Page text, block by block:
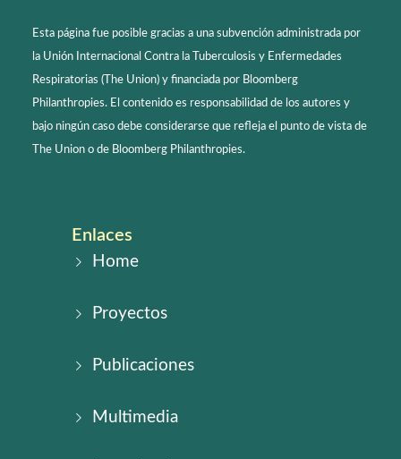
Esta página fue posible gracias a una subvención administrada por
la Unión Internacional Contra la Tuberculosis y Enfermedades
Respiratorias (The Union) y financiada por Bloomberg
Philanthropies. El contenido es responsabilidad de los autores y
bajo ningún caso debe considerarse que refleja el punto de vista de
The Union o de Bloomberg Philanthropies.
Enlaces
Home
Proyectos
Publicaciones
Multimedia